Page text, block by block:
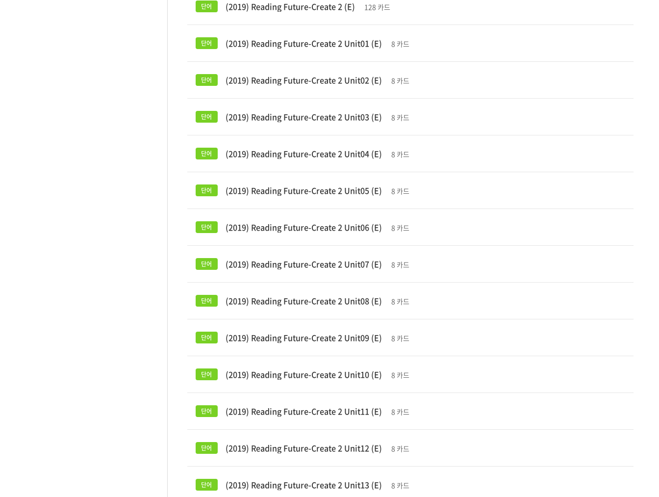
(2019) Reading Future-Create 2 (E) 128 카드
(2019) Reading Future-Create 2 Unit01 (E) 8 카드
(2019) Reading Future-Create 2 Unit02 (E) 8 카드
(2019) Reading Future-Create 2 Unit03 (E) 8 카드
(2019) Reading Future-Create 2 Unit04 (E) 8 카드
(2019) Reading Future-Create 2 Unit05 (E) 8 카드
(2019) Reading Future-Create 2 Unit06 (E) 8 카드
(2019) Reading Future-Create 2 Unit07 (E) 8 카드
(2019) Reading Future-Create 2 Unit08 (E) 8 카드
(2019) Reading Future-Create 2 Unit09 (E) 8 카드
(2019) Reading Future-Create 2 Unit10 (E) 8 카드
(2019) Reading Future-Create 2 Unit11 (E) 8 카드
(2019) Reading Future-Create 2 Unit12 (E) 8 카드
(2019) Reading Future-Create 2 Unit13 (E) 8 카드